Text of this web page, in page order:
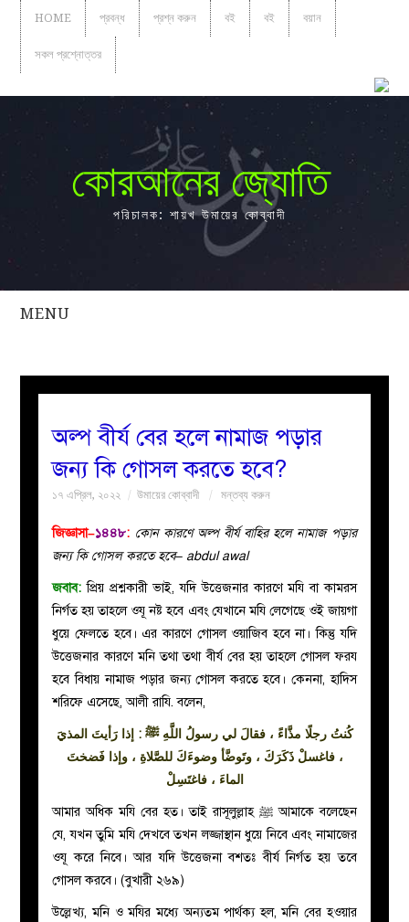
HOME প্রবন্ধ প্রশ্ন করুন বই বই বয়ান
সকল প্রশ্নোত্তর
কোরআনের জ্যোতি
পরিচালক: শায়খ উমায়ের কোব্বাদী
MENU
সকল
নারীদের
ইসলাহী
মজলিস
প্রশ্ন
করুন
অল্প বীর্য বের হলে নামাজ পড়ার
জন্য কি গোসল করতে হবে?
১৭ এপ্রিল, ২০২২ উমায়ের কোব্বাদী মন্তব্য করুন
জিজ্ঞাসা–১৪৪৮: কোন কারণে অল্প বীর্য বাহির হলে নামাজ পড়ার
জন্য কি গোসল করতে হবে– abdul awal
জবাব: প্রিয় প্রশ্নকারী ভাই, যদি উত্তেজনার কারণে মযি বা কামরস
নির্গত হয় তাহলে ওযূ নষ্ট হবে এবং যেখানে মযি লেগেছে ওই জায়গা
ধুয়ে ফেলতে হবে। এর কারণে গোসল ওয়াজিব হবে না। কিন্তু যদি
উত্তেজনার কারণে মনি তথা তথা বীর্য বের হয় তাহলে গোসল ফরয
হবে বিধায় নামাজ পড়ার জন্য গোসল করতে হবে। কেননা, হাদিস
শরিফে এসেছে, আলী রাযি. বলেন,
كُنتُ رجلًا مذَّاءً ، فقالَ لي رسولُ اللَّهِ ﷺ : إذا رَأيتَ المذيَ
، فاغسلْ ذَكَرَكَ ، وتَوضَّأ وضوءَكَ للصَّلاةِ ، وإذا فَضختَ
الماءَ ، فاغتَسِلْ
আমার অধিক মযি বের হত। তাই রাসূলুল্লাহ ﷺ আমাকে বলেছেন
যে, যখন তুমি মযি দেখবে তখন লজ্জাস্থান ধুয়ে নিবে এবং নামাজের
ওযূ করে নিবে। আর যদি উত্তেজনা বশতঃ বীর্য নির্গত হয় তবে
গোসল করবে। (বুখারী ২৬৯)
উল্লেখ্য, মনি ও মযির মধ্যে অন্যতম পার্থক্য হল, মনি বের হওয়ার